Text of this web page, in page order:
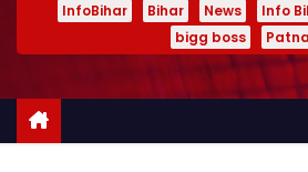
InfoBihar Bihar News Info
bigg boss
Patna